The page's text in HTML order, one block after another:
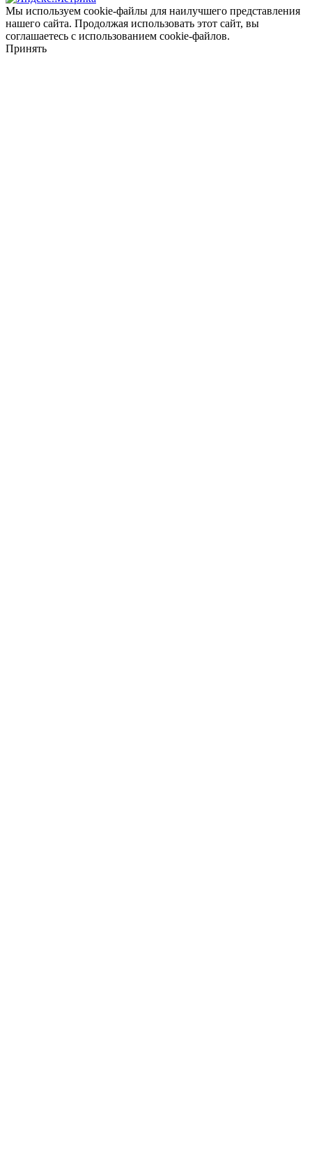
Мы используем cookie-файлы для наилучшего представления
нашего сайта. Продолжая использовать этот сайт, вы
соглашаетесь с использованием cookie-файлов.
Принять